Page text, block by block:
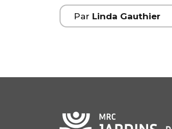
Par Linda Gauthier